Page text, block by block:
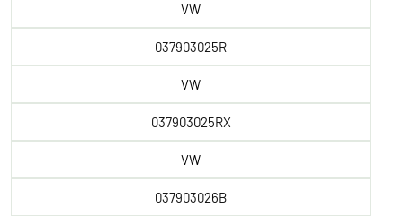
VW
037903025R
VW
037903025RX
VW
037903026B